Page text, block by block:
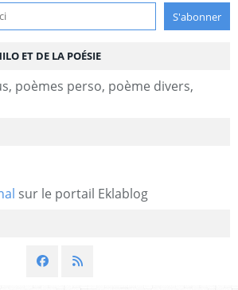
ET DE LA POÉSIE
poèmes perso, poème divers,
sur le portail Eklablog